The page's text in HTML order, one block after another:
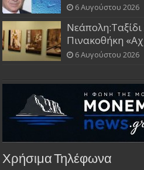
6 Αυγούστου 2026
Πινακοθήκη
6 Αυγούστου 2026
Χρήσιμα Τηλέφωνα